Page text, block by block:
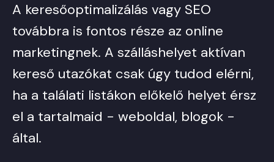
A keresőoptimalizálás vagy SEO
továbbra is fontos része az online
marketingnek. A szálláshelyet aktívan
kereső utazókat csak úgy tudod elérni,
ha a találati listákon előkelő helyet érsz
el a tartalmaid - weboldal, blogok -
által.